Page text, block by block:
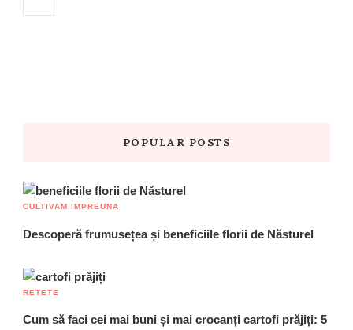
POPULAR POSTS
CULTIVAM IMPREUNA
Descoperă frumusețea și beneficiile florii de Năsturel
RETETE
Cum să faci cei mai buni și mai crocanți cartofi prăjiți: 5